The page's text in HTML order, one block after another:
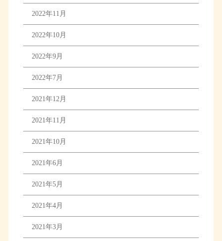
2022年11月
2022年10月
2022年9月
2022年7月
2021年12月
2021年11月
2021年10月
2021年6月
2021年5月
2021年4月
2021年3月